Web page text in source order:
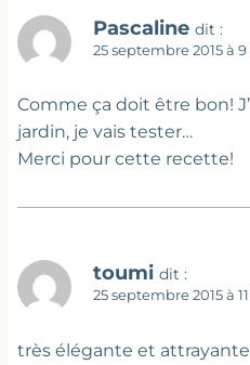
Pascaline dit :
25 septembre 2015 à
Comme ça doit être bon!
jardin, je vais tester…
Merci pour cette recette!
toumi dit :
25 septembre 2015 à
très élégante et